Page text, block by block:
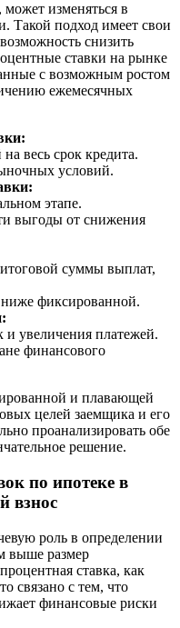
изменяться в
Такой подход имеет свои
снизить
ставки на рынке
с возможным ростом
ежемесячных
весь срок кредита.
условий.
этапе.
выгоды от снижения
суммы выплат,
ниже фиксированной.
увеличения платежей.
финансового
и плавающей
целей заемщика и его
проанализировать обе
решение.
по ипотеке в
взнос
роль в определении
выше размер
ставка, как
связано с тем, что
финансовые риски